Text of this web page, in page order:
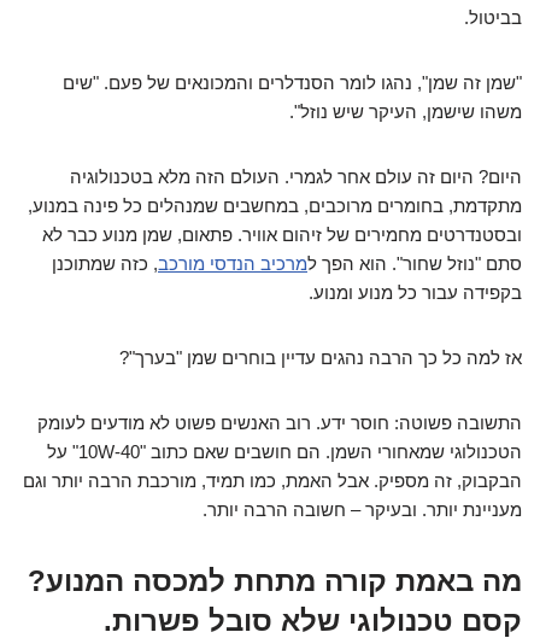
בביטול.
"שמן זה שמן", נהגו לומר הסנדלרים והמכונאים של פעם. "שים
משהו שישמן, העיקר שיש נוזל".
היום? היום זה עולם אחר לגמרי. העולם הזה מלא בטכנולוגיה
מתקדמת, בחומרים מרוכבים, במחשבים שמנהלים כל פינה במנוע,
ובסטנדרטים מחמירים של זיהום אוויר. פתאום, שמן מנוע כבר לא
סתם "נוזל שחור". הוא הפך למרכיב הנדסי מורכב, כזה שמתוכנן
בקפידה עבור כל מנוע ומנוע.
אז למה כל כך הרבה נהגים עדיין בוחרים שמן "בערך"?
התשובה פשוטה: חוסר ידע. רוב האנשים פשוט לא מודעים לעומק
הטכנולוגי שמאחורי השמן. הם חושבים שאם כתוב "10W-40" על
הבקבוק, זה מספיק. אבל האמת, כמו תמיד, מורכבת הרבה יותר וגם
מעניינת יותר. ובעיקר – חשובה הרבה יותר.
מה באמת קורה מתחת למכסה המנוע?
קסם טכנולוגי שלא סובל פשרות.